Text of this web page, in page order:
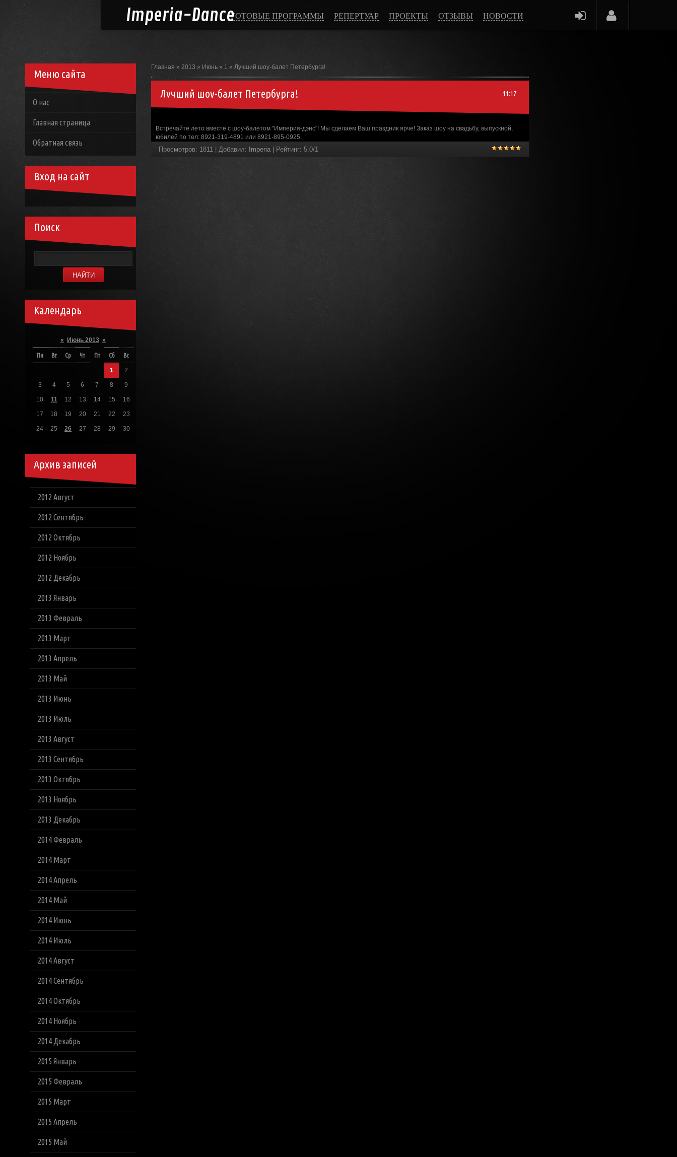
Imperia-DanceГОТОВЫЕ ПРОГРАММЫ РЕПЕРТУАР ПРОЕКТЫ ОТЗЫВЫ НОВОСТИ
Главная » 2013 » Июнь » 1 » Лучший шоу-балет Петербурга!
11:17
Лучший шоу-балет Петербурга!
Встречайте лето вместе с шоу-балетом "Империя-дэнс"! Мы сделаем Ваш праздник ярче! Заказ шоу на свадьбу, выпускной,
юбилей по тел: 8921-319-4891 или 8921-895-0925
Просмотров: 1811 Добавил: Imperia Рейтинг: 5.0/1
Меню сайта
О нас
Главная страница
Обратная связь
Вход на сайт
Поиск
Календарь
« Июнь 2013 »
Пн Вт Ср Чт Пт Сб Вс
1 2
3 4 5 6 7 8 9
10 11 12 13 14 15 16
17 18 19 20 21 22 23
24 25 26 27 28 29 30
Архив записей
2012 Август
2012 Сентябрь
2012 Октябрь
2012 Ноябрь
2012 Декабрь
2013 Январь
2013 Февраль
2013 Март
2013 Апрель
2013 Май
2013 Июнь
2013 Июль
2013 Август
2013 Сентябрь
2013 Октябрь
2013 Ноябрь
2013 Декабрь
2014 Февраль
2014 Март
2014 Апрель
2014 Май
2014 Июнь
2014 Июль
2014 Август
2014 Сентябрь
2014 Октябрь
2014 Ноябрь
2014 Декабрь
2015 Январь
2015 Февраль
2015 Март
2015 Апрель
2015 Май